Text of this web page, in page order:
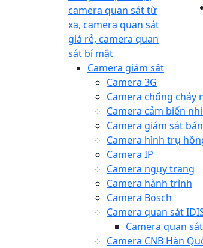
Camera giám sát
Camera 3G
Camera chống cháy
Camera cảm biến
Camera giám sát
Camera hình trụ
Camera IP
Camera ngụy trang
Camera hành trình
Camera Bosch
Camera quan sát
Camera quan
Camera CNB Hàn